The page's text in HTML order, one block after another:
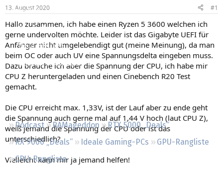
Aktuelles
Empfohlene Inhalte
Neue Beiträge
Neueste Aktivitäten
Leserartikel
Podcast RAMageddon
RTX 5000 „Deals“
RX 9000 „Deals“
Ideale Gaming-PCs
GPU-Rangliste
CPU-Rangliste
m
13. August 2020 #1
Hallo zusammen, ich habe einen Ryzen 5 3600 welchen ich
gerne undervolten möchte. Leider ist das Gigabyte UEFI für
Anfänger nicht umgelebendigt gut (meine Meinung), da man
beim OC oder auch UV eine Spannungsdelta eingeben muss.
Dazu brauche ich aber die Spannung der CPU, ich habe mir
CPU Z heruntergeladen und einen Cinebench R20 Test
gemacht.
Die CPU erreicht max. 1,33V, ist der Lauf aber zu ende geht
die Spannung auch gerne mal auf 1,44 V hoch (laut CPU Z),
weiß jemand die Spannung der CPU oder ist das
unterschiedlich?
Vielleicht kann mir ja jemand helfen!